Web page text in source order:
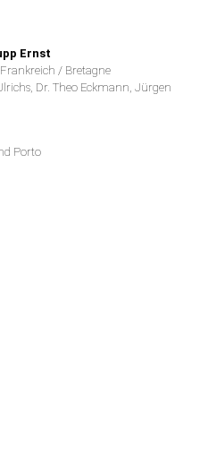
Ernst
/ Bretagne
Dr. Theo Eckmann, Jürgen
Porto